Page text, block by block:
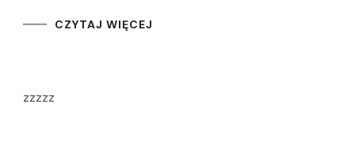
CZYTAJ WIĘCEJ
zzzzz